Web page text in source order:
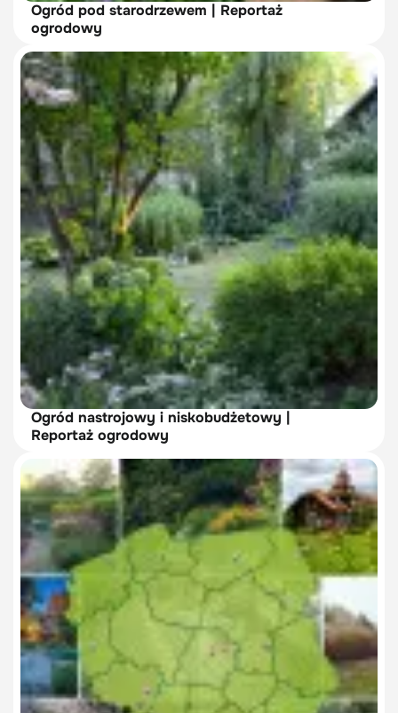
Ogród pod starodrzewem | Reportaż
ogrodowy
Ogród nastrojowy i niskobudżetowy |
Reportaż ogrodowy